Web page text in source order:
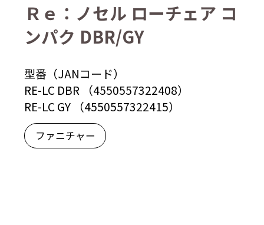
Ｒｅ：ノセル ローチェア コ
ンパク DBR/GY
型番（JANコード）
RE-LC DBR （4550557322408）
RE-LC GY （4550557322415）
ファニチャー